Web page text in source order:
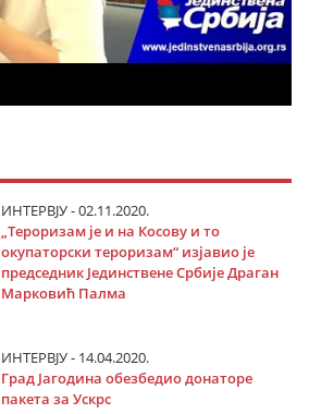
ИНТЕРВЈУ - 02.11.2020.
„Тероризам је и на Косову и то
окупаторски тероризам“ изјавио је
председник Јединствене Србије Драган
Марковић Палма
ИНТЕРВЈУ - 14.04.2020.
Град Јагодина обезбедио донаторе
пакета за Ускрс